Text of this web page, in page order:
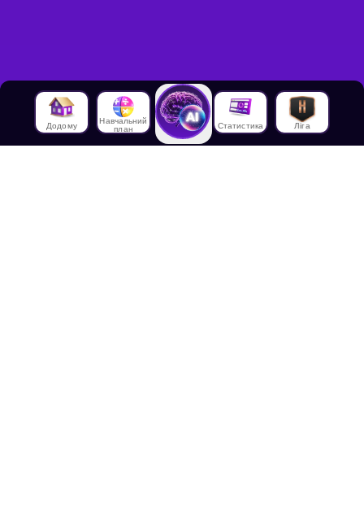
Додому
Навчальний
план
Статистика Ліга